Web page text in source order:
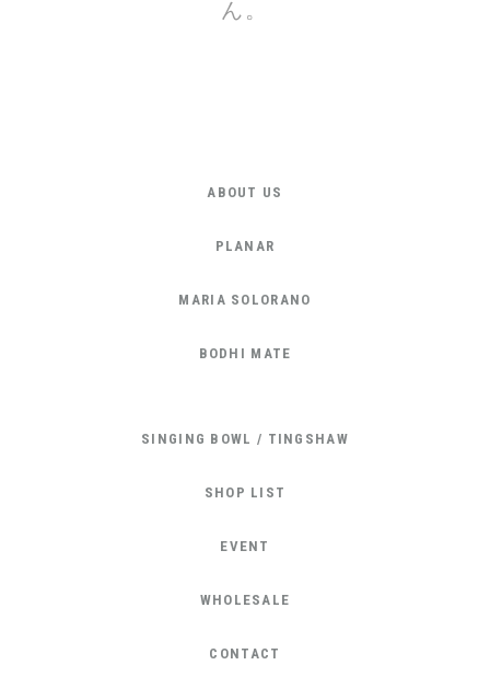
ん。
ABOUT US
PLANAR
MARIA SOLORANO
BODHI MATE
SINGING BOWL / TINGSHAW
SHOP LIST
EVENT
WHOLESALE
CONTACT